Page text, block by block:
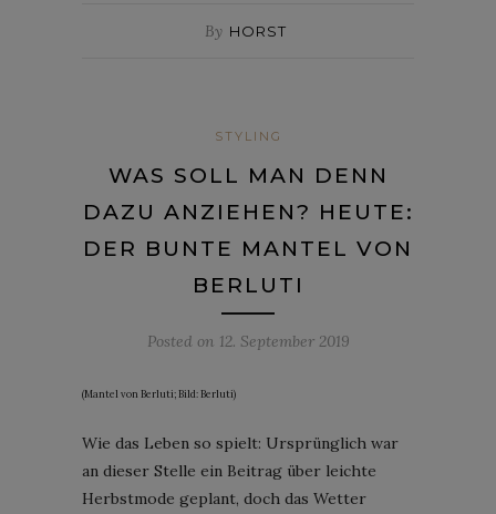
By HORST
STYLING
WAS SOLL MAN DENN
DAZU ANZIEHEN? HEUTE:
DER BUNTE MANTEL VON
BERLUTI
Posted on 12. September 2019
(Mantel von Berluti; Bild: Berluti)
Wie das Leben so spielt: Ursprünglich war
an dieser Stelle ein Beitrag über leichte
Herbstmode geplant, doch das Wetter